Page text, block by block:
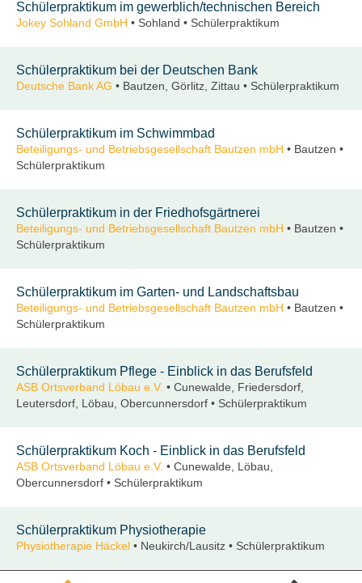
Schülerpraktikum im gewerblich/technischen Bereich
Jokey Sohland GmbH • Sohland • Schülerpraktikum
Schülerpraktikum bei der Deutschen Bank
Deutsche Bank AG • Bautzen, Görlitz, Zittau • Schülerpraktikum
Schülerpraktikum im Schwimmbad
Beteiligungs- und Betriebsgesellschaft Bautzen mbH • Bautzen •
Schülerpraktikum
Schülerpraktikum in der Friedhofsgärtnerei
Beteiligungs- und Betriebsgesellschaft Bautzen mbH • Bautzen •
Schülerpraktikum
Schülerpraktikum im Garten- und Landschaftsbau
Beteiligungs- und Betriebsgesellschaft Bautzen mbH • Bautzen •
Schülerpraktikum
Schülerpraktikum Pflege - Einblick in das Berufsfeld
ASB Ortsverband Löbau e.V. • Cunewalde, Friedersdorf,
Leutersdorf, Löbau, Obercunnersdorf • Schülerpraktikum
Schülerpraktikum Koch - Einblick in das Berufsfeld
ASB Ortsverband Löbau e.V. • Cunewalde, Löbau,
Obercunnersdorf • Schülerpraktikum
Schülerpraktikum Physiotherapie
Physiotherapie Häckel • Neukirch/Lausitz • Schülerpraktikum